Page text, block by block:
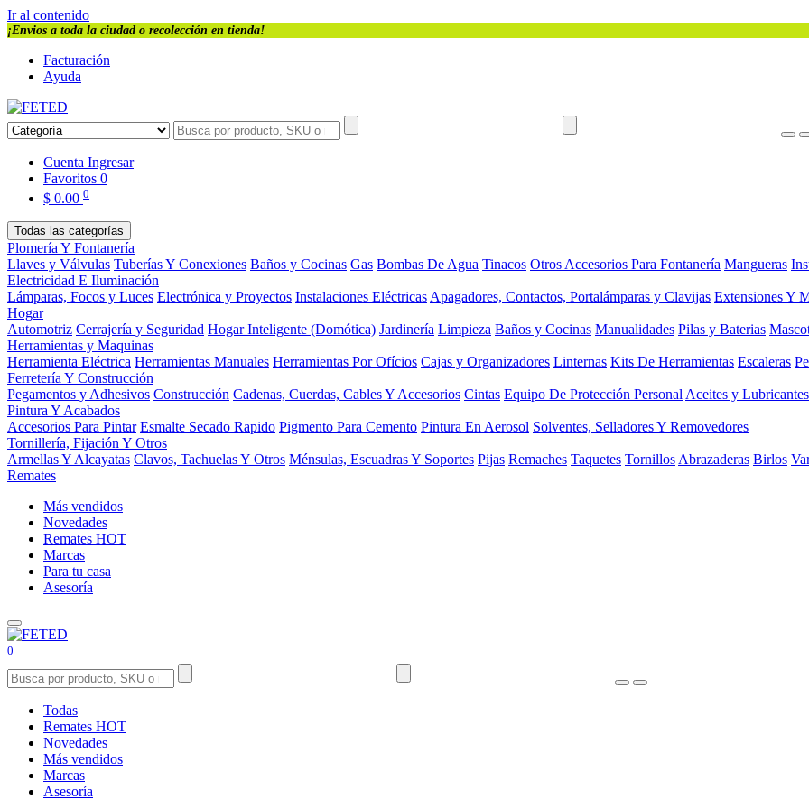
Ir al contenido
¡Envios a toda la ciudad o recolección en tienda!
Facturación
Ayuda
Cuenta Ingresar
Favoritos 0
$ 0.00 0
Todas las categorías
Plomería Y Fontanería
Llaves y Válvulas Tuberías Y Conexiones Baños y Cocinas Gas Bombas De Agua Tinacos Otros Accesorios Para Fontanería Mangueras
Electricidad E Iluminación
Lámparas, Focos y Luces Electrónica y Proyectos Instalaciones Eléctricas Apagadores, Contactos, Portalámparas y Clavijas Extensiones Y
Hogar
Automotriz Cerrajería y Seguridad Hogar Inteligente (Domótica) Jardinería Limpieza Baños y Cocinas Manualidades Pilas y Baterias
Herramientas y Maquinas
Herramienta Eléctrica Herramientas Manuales Herramientas Por Ofícios Cajas y Organizadores Linternas Kits De Herramientas Escaleras
Ferretería Y Construcción
Pegamentos y Adhesivos Construcción Cadenas, Cuerdas, Cables Y Accesorios Cintas Equipo De Protección Personal Aceites y Lubricantes
Pintura Y Acabados
Accesorios Para Pintar Esmalte Secado Rapido Pigmento Para Cemento Pintura En Aerosol Solventes, Selladores Y Removedores
Tornillería, Fijación Y Otros
Armellas Y Alcayatas Clavos, Tachuelas Y Otros Ménsulas, Escuadras Y Soportes Pijas Remaches Taquetes Tornillos Abrazaderas Birlos
Remates
Más vendidos
Novedades
Remates HOT
Marcas
Para tu casa
Asesoría
0
Todas
Remates HOT
Novedades
Más vendidos
Marcas
Asesoría